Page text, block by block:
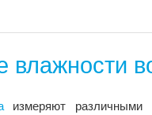
влажности
измеряют различными